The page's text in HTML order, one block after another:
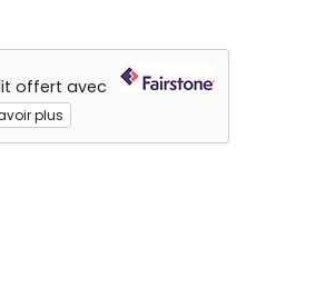
offert avec
plus